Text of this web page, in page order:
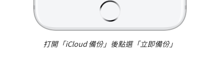
打開「iCloud 備份」後點選「立即備份」